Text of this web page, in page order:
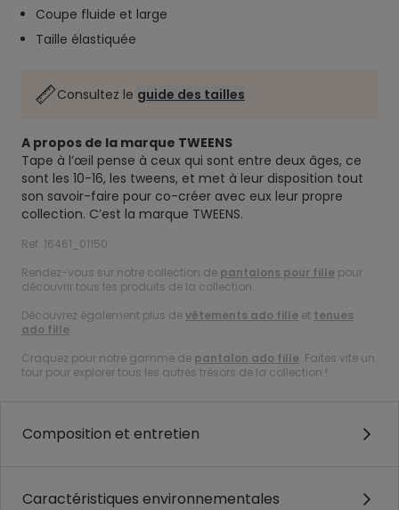
Coupe fluide et large
Taille élastiquée
Consultez le guide des tailles
A propos de la marque TWEENS
Tape à l’œil pense à ceux qui sont entre deux âges, ce
sont les 10-16, les tweens, et met à leur disposition tout
son savoir-faire pour co-créer avec eux leur propre
collection. C’est la marque TWEENS.
Ref. 16461_01150
Rendez-vous sur notre collection de pantalons pour fille pour
découvrir tous les produits de la collection.
Découvrez également plus devêtements ado fille et tenues
ado fille.
Craquez pour notre gamme de pantalon ado fille. Faites vite un
tour pour explorer tous les autres trésors de la collection !
Composition et entretien
Caractéristiques environnementales